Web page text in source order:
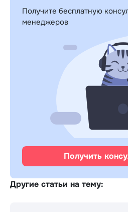
Получите бесплатную
менеджеров
Получить
Другие статьи на тему: